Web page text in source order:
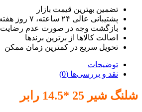
تضمین بهترین قیمت بازار
پشتیبانی عالی ۲۴ ساعته، ۷ روز هفته
بازگشت وجه در صورت عدم رضایت
اصالت کالاها از برترین برندها
تحویل سریع در کمترین زمان ممکن
توضیحات
نقد و بررسی‌ها (0)
شلنگ شیر 25 *14.5 رابر